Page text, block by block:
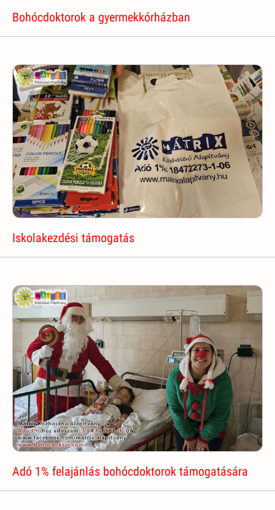
Bohócdoktorok a gyermekkórházban
Iskolakezdési támogatás
Adó 1% felajánlás bohócdoktorok támogatására